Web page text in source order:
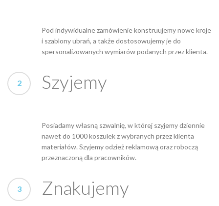
Pod indywidualne zamówienie konstruujemy nowe kroje
i szablony ubrań, a także dostosowujemy je do
spersonalizowanych wymiarów podanych przez klienta.
Szyjemy
Posiadamy własną szwalnię, w której szyjemy dziennie
nawet do 1000 koszulek z wybranych przez klienta
materiałów. Szyjemy odzież reklamową oraz roboczą
przeznaczoną dla pracowników.
Znakujemy